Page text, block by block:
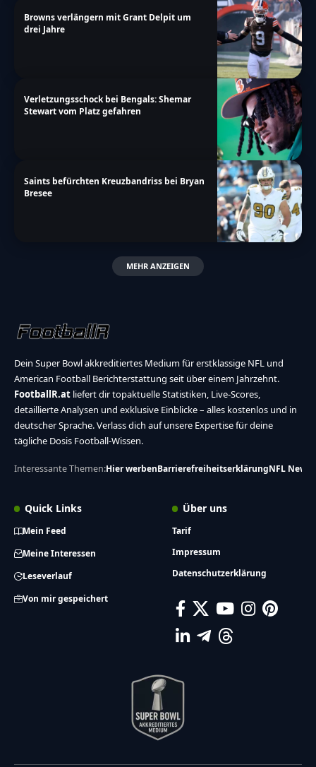
Browns verlängern mit Grant Delpit um
drei Jahre
Verletzungsschock bei Bengals: Shemar
Stewart vom Platz gefahren
Saints befürchten Kreuzbandriss bei Bryan
Bresee
MEHR ANZEIGEN
Dein Super Bowl akkreditiertes Medium für erstklassige NFL und
American Football Berichterstattung seit über einem Jahrzehnt.
FootballR.at liefert dir topaktuelle Statistiken, Live-Scores,
detaillierte Analysen und exklusive Einblicke – alles kostenlos und in
deutscher Sprache. Verlass dich auf unsere Expertise für deine
tägliche Dosis Football-Wissen.
Interessante Themen:Hier werbenBarrierefreiheitserklärungNFL News
Quick Links
Mein Feed
Meine Interessen
Leseverlauf
Von mir gespeichert
Über uns
Tarif
Impressum
Datenschutzerklärung